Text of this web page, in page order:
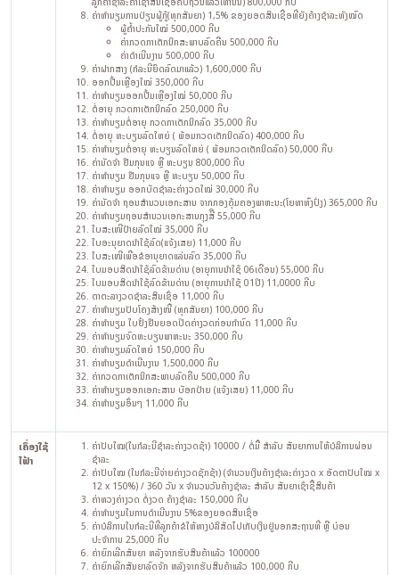
ຄ່າທຳນຽມການປ່ຽນຜູ້ກູ້(ທຸກສັນຍາ) 1,5% ຂອງຍອດສິນເຊື່ອທີ່ຍັງຄ້າງຊໍາລະທັງໝົດ
ຜູ້ຄໍ້າປະກັນໃໝ່ 500,000 ກີບ
ຄ່າກວດກາເຕັກນິກສະພາບລົດຄືນ 500,000 ກີບ
ຄ່າດຳເນີນງານ 500,000 ກີບ
ຄ່າຝາກສາງ (ກໍລະນີຍຶດລົດມາແລ້ວ) 1,600,000 ກີບ
ອອກປື້ມເຫຼືອງໃໝ່ 350,000 ກີບ
ຄ່າທໍານຽມອອກປື້ມເຫຼືອງໃໝ່ 50,000 ກີບ
ຕໍ່ອາຍຸ ກວດກາເຕັກນິກລົດ 250,000 ກີບ
ຄ່າທໍານຽມຕໍ່ອາຍຸ ກວດກາເຕັກນິກລົດ 35,000 ກີບ
ຕໍ່ອາຍຸ ທະບຽນລົດໃຫຍ່ ( ພ້ອມກວດເຕັກນິດລົດ) 400,000 ກີບ
ຄ່າທໍານຽມຕໍ່ອາຍຸ ທະບຽນລົດໃຫຍ່ ( ພ້ອມກວດເຕັກນິດລົດ) 50,000 ກີບ
ຄ່າມັດຈຳ ຢືມກຸນແຈ ຫຼື ທະບຽນ 800,000 ກີບ
ຄ່າທຳນຽມ ຢືມກຸນແຈ ຫຼື ທະບຽນ 50,000 ກີບ
ຄ່າທຳນຽມ ອອກບັດຊໍາລະຄ່າງວດໃໝ່ 30,000 ກີບ
ຄ່າມັດຈຳ ຖອນສໍານວນເອກະສານ ຈາກກອງຄຸ້ມຄອງພາຫະນະ(ໂຍທາທົ່ງປົ່ງ) 365,000 ກີບ
ຄ່າທຳນຽມຖອນສຳນວນເອກະສານກຸງສີິ 55,000 ກີບ
ໃບສະເໜີປ້າຍລົດໃໝ່ 35,000 ກີບ
ໃບອະນຸຍາດນຳໃຊ້ລົດ(ແຈ້ງເສຍ) 11,000 ກີບ
ໃບສະເໜີເພື່ອຂໍອານຸຍາດແລ່ນລົດ 35,000 ກີບ
ໃບມອບສິດນຳໃຊ້ລົດຂ້າມດ່ານ (ອາຍຸການນໍາໃຊ້ 06ເດືອນ) 55,000 ກີບ
ໃບມອບສິດນຳໃຊ້ລົດຂ້າມດ່ານ (ອາຍຸການນໍາໃຊ້ 01ປີ) 11,0000 ກີບ
ຕາຕະລາງວດຊໍາລະສິນເຊຶ່ອ 11,000 ກີບ
ຄ່າທຳນຽມປັບໂຄງສ້າງໜີ້ (ທຸກສັນຍາ) 100,000 ກີບ
ຄ່າທໍານຽມ ໃບຢັ້ງຢືນຍອດປິດຄ່າງວດກ່ອນກໍານົດ 11,000 ກີບ
ຄ່າທຳນຽມຈົດທະບຽນພາຫະນະ 350,000 ກີບ
ຄ່າທຳນຽມລົດໃຫຍ່ 150,000 ກີບ
ຄ່າທຳນຽມດຳເນີນງານ 1,500,000 ກີບ
ຄ່າກວດກາເຕັກນິກສະພາບລົດຄືນ 500,000 ກີບ
ຄ່າທຳນຽມອອກເອກະສານ ບັອກປ້າຍ (ແຈ້ງເສຍ) 11,000 ກີບ
ຄ່າທຳນຽມອຶ່ນໆ 11,000 ກີບ
ເຄຶ່ອງໃຊ້
ໄຟ້າ
ຄ່າປັບໃໝ(ໃນກໍລະນີຊຳລະຄ່າງວດຊ້າ) 10000 / ຕໍ່ມື້ ສຳລັບ ສັນຍາການໃຫ້ບໍລິການຜ່ອນ
ຊໍາລະ
ຄ່າປັບໃໝ (ໃນກໍລະນີຈ່າຍຄ່າງວດຊັກຊ້າ) (ຈຳນວນເງິນຄ້າງຊຳລະຄ່າງວດ x ອັດຕາປັບໃໝ x
12 x 150%) / 360 ວັນ x ຈຳນວນວັນຄ້າງຊຳລະ ສຳລັບ ສັນຍາເຊົ່າຊື້ສິນຄ້າ
ຄ່າທວງຄ່າງວດ ຕໍ່ງວດ ຄ້າງຊໍາລະ 150,000 ກີບ
ຄ່າທຳນຽມໃນການດຳເນີນງານ 5%ຂອງຍອດສິນເຊຶ່ອ
ຄ່າບໍລິການໃນກໍລະນີທີ່ລູກຄ້າຂໍໃຫ້ທາງບໍລິສັດໄປເກັບເງິນຢູ່ນອກສະຖານທີ່ ຫຼື ບ່ອນ
ປະຈຳການ 25,000 ກີບ
ຄ່າຍົກເລີກສັນຍາ ຫລັງຈາກຮັບສິນຄ້າແລ້ວ 100000
ຄ່າຍົກເລີກສັນຍາລົດຈັກ ຫລັງຈາກຮັບສິນຄ້າແລ້ວ 100,000 ກີບ